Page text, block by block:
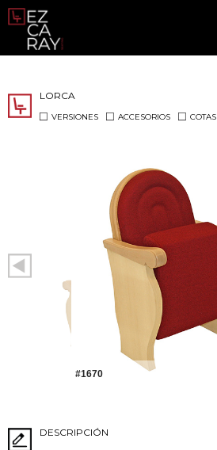
LORCA
VERSIONES ACCESORIOS COTAS
#1670
DESCRIPCIÓN